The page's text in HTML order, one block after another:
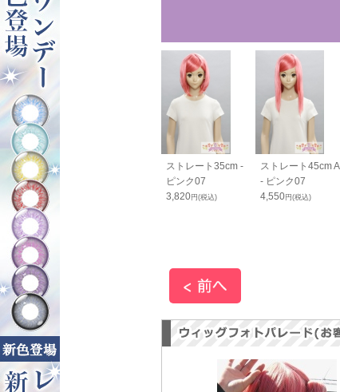
80cm - ピン
円(税込)
ストレート35cm -
ピンク07
3,820円(税込)
ストレート45cm A
- ピンク07
4,550円(税込)